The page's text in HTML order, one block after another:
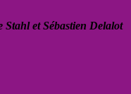
et Sébastien Delalot